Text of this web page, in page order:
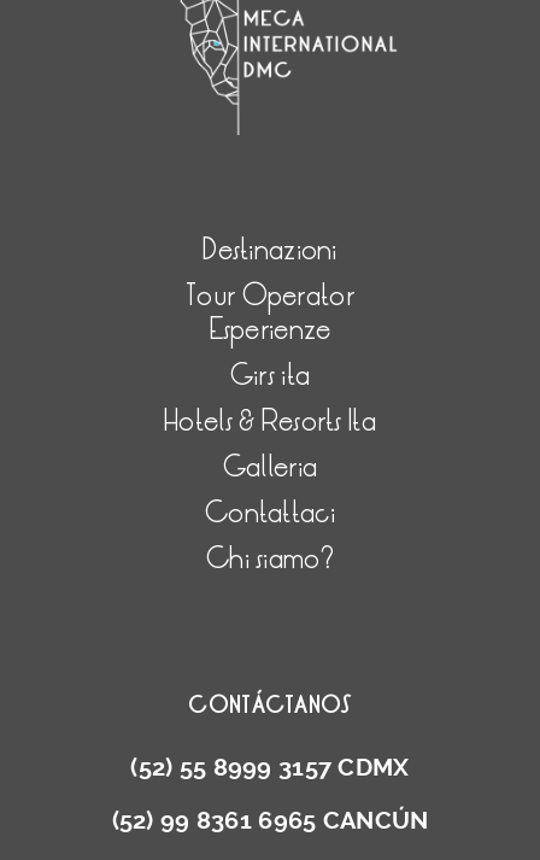
Destinazioni
Tour Operator
Esperienze
Girs ita
Hotels & Resorts Ita
Galleria
Contattaci
Chi siamo?
CONTÁCTANOS
(52) 55 8999 3157 CDMX
(52) 99 8361 6965 CANCÚN